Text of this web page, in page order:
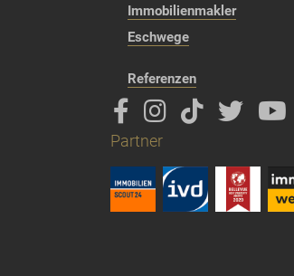
Immobilienmakler
Eschwege
Referenzen
Partner